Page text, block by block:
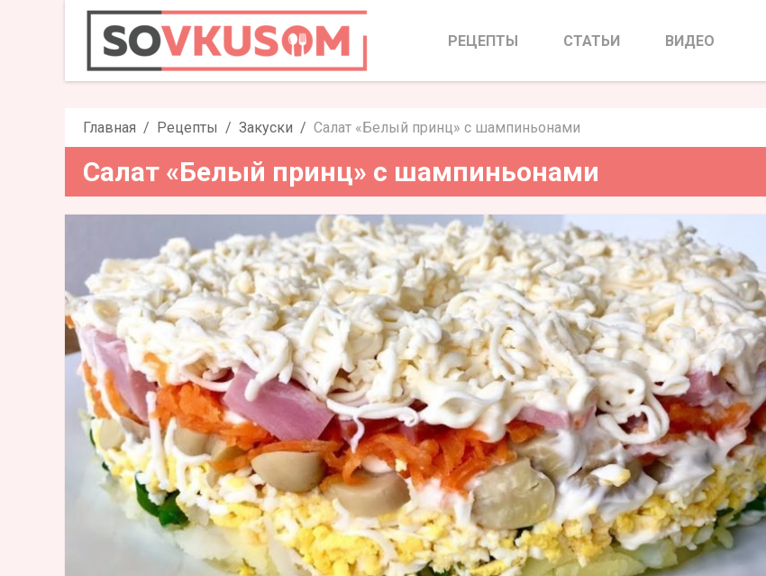
Салат «Белый принц» с шампиньонами
РЕЦЕПТЫ СТАТЬИ ВИДЕО
Главная Рецепты Закуски Салат «Белый принц» с шампиньонами
Салат «Белый принц» с шампиньонами